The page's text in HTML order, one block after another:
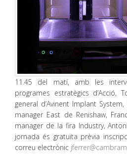
11.45 del matí, amb les
programes estratègics d’Acció,
general d’Avinent Implant
manager East de Renishaw,
manager de la fira Industry,
jornada és gratuïta prèvia
correu electrònic